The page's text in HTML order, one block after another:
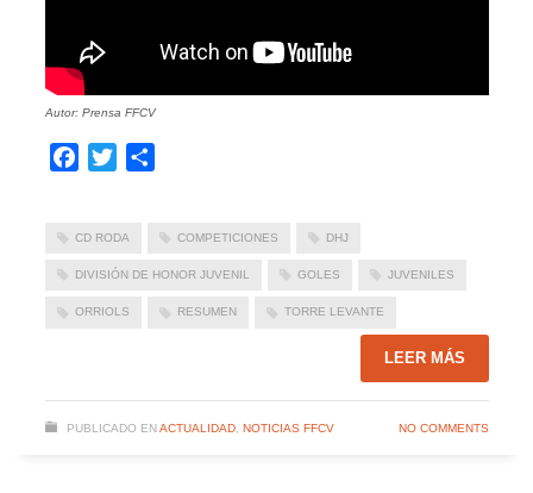
Autor: Prensa FFCV
Facebook
Twitter
CD RODA COMPETICIONES DHJ
DIVISIÓN DE HONOR JUVENIL GOLES JUVENILES
ORRIOLS RESUMEN TORRE LEVANTE
LEER MÁS
PUBLICADO EN ACTUALIDAD, NOTICIAS FFCV NO COMMENTS